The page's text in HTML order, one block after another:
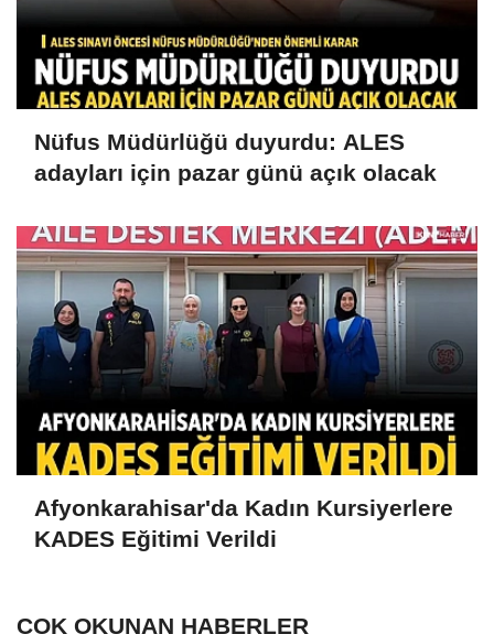
Nüfus Müdürlüğü duyurdu: ALES
adayları için pazar günü açık olacak
Afyonkarahisar'da Kadın Kursiyerlere
KADES Eğitimi Verildi
ÇOK OKUNAN HABERLER